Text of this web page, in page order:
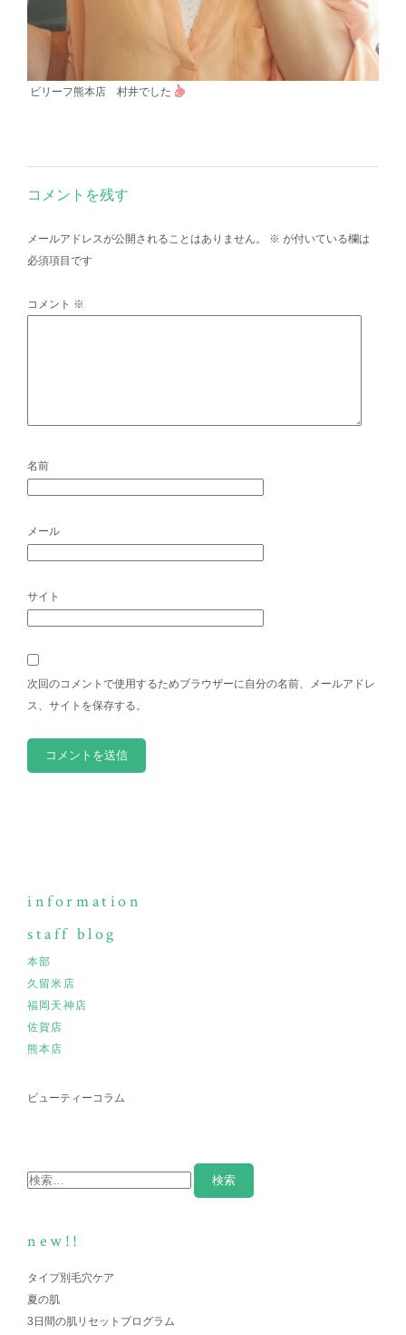
ビリーフ熊本店 村井でした
コメントを残す
メールアドレスが公開されることはありません。 ※ が付いている欄は
必須項目です
コメント ※
名前
メール
サイト
次回のコメントで使用するためブラウザーに自分の名前、メールアドレ
ス、サイトを保存する。
information
staff blog
本部
久留米店
福岡天神店
佐賀店
熊本店
ビューティーコラム
new!!
タイプ別毛穴ケア
夏の肌
3日間の肌リセットプログラム